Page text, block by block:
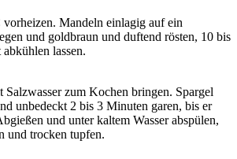
vorheizen. Mandeln einlagig auf ein
und goldbraun und duftend rösten, 10 bis
lassen.
zum Kochen bringen. Spargel
unbedeckt 2 bis 3 Minuten garen, bis er
und unter kaltem Wasser abspülen,
und trocken tupfen.